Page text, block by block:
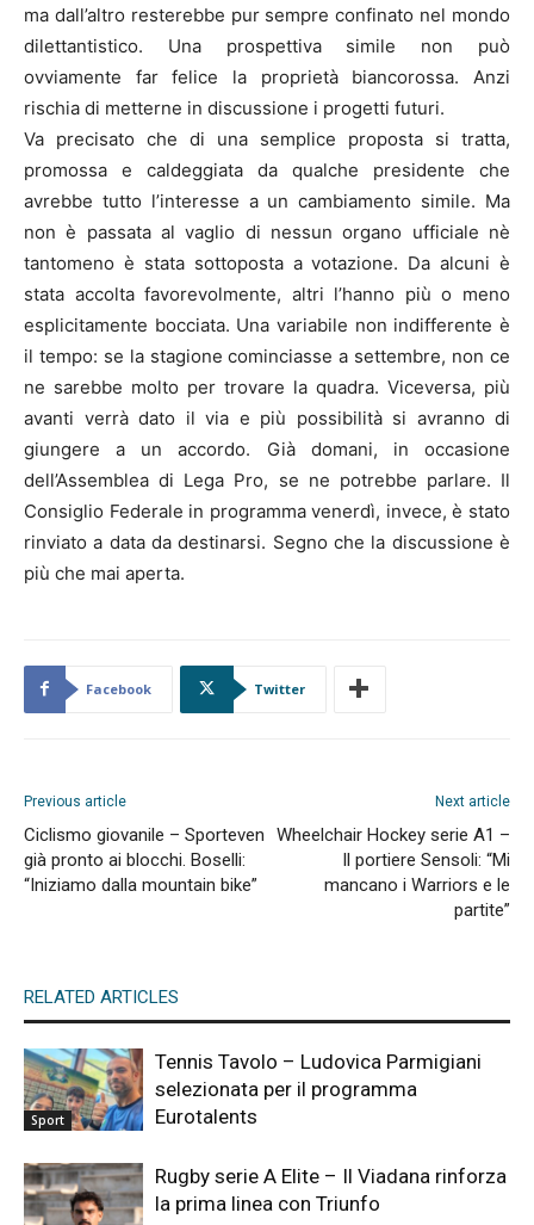
ma dall’altro resterebbe pur sempre confinato nel mondo
dilettantistico. Una prospettiva simile non può
ovviamente far felice la proprietà biancorossa. Anzi
rischia di metterne in discussione i progetti futuri.
Va precisato che di una semplice proposta si tratta,
promossa e caldeggiata da qualche presidente che
avrebbe tutto l’interesse a un cambiamento simile. Ma
non è passata al vaglio di nessun organo ufficiale nè
tantomeno è stata sottoposta a votazione. Da alcuni è
stata accolta favorevolmente, altri l’hanno più o meno
esplicitamente bocciata. Una variabile non indifferente è
il tempo: se la stagione cominciasse a settembre, non ce
ne sarebbe molto per trovare la quadra. Viceversa, più
avanti verrà dato il via e più possibilità si avranno di
giungere a un accordo. Già domani, in occasione
dell’Assemblea di Lega Pro, se ne potrebbe parlare. Il
Consiglio Federale in programma venerdì, invece, è stato
rinviato a data da destinarsi. Segno che la discussione è
più che mai aperta.
Facebook Twitter
Previous article
Ciclismo giovanile – Sporteven
già pronto ai blocchi. Boselli:
“Iniziamo dalla mountain bike”
Next article
Wheelchair Hockey serie A1 –
Il portiere Sensoli: “Mi
mancano i Warriors e le
partite”
RELATED ARTICLES
Sport
Tennis Tavolo – Ludovica Parmigiani
selezionata per il programma
Eurotalents
Rugby serie A Elite – Il Viadana rinforza
la prima linea con Triunfo